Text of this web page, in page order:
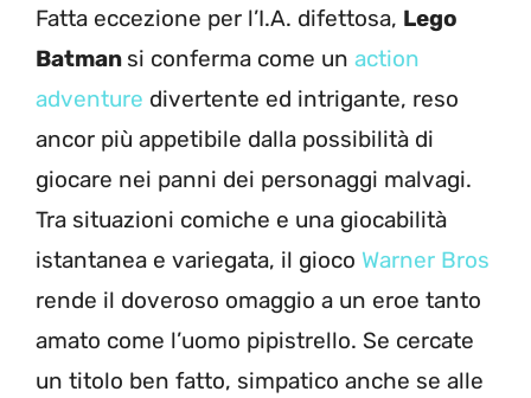
Fatta eccezione per l’I.A. difettosa, Lego
Batman si conferma come un action
adventure divertente ed intrigante, reso
ancor più appetibile dalla possibilità di
giocare nei panni dei personaggi malvagi.
Tra situazioni comiche e una giocabilità
istantanea e variegata, il gioco Warner Bros
rende il doveroso omaggio a un eroe tanto
amato come l’uomo pipistrello. Se cercate
un titolo ben fatto, simpatico anche se alle